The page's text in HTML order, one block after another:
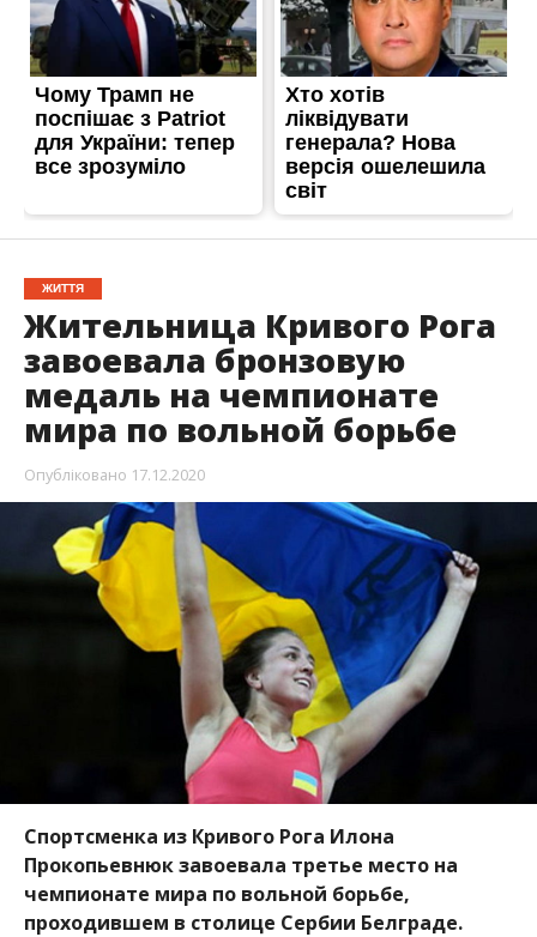
ЖИТТЯ
Жительница Кривого Рога
завоевала бронзовую
медаль на чемпионате
мира по вольной борьбе
Опубліковано 17.12.2020
Спортсменка из Кривого Рога Илона
Прокопьевнюк завоевала третье место на
чемпионате мира по вольной борьбе,
проходившем в столице Сербии Белграде.